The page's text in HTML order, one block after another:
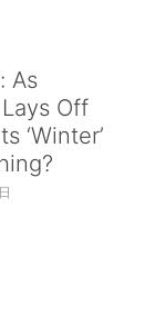
As
Off
‘Winter’